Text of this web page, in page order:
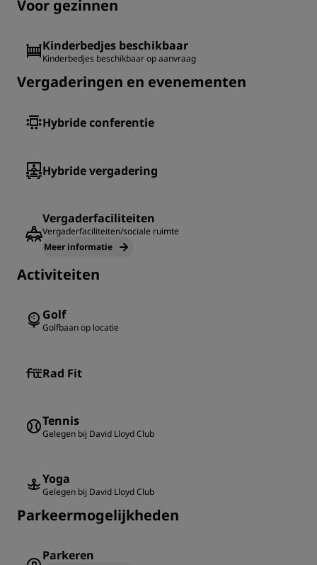
Voor gezinnen
Kinderbedjes beschikbaar
Kinderbedjes beschikbaar op aanvraag
Vergaderingen en evenementen
Hybride conferentie
Hybride vergadering
Vergaderfaciliteiten
Vergaderfaciliteiten/sociale ruimte
Meer informatie
Activiteiten
Golf
Golfbaan op locatie
Rad Fit
Tennis
Gelegen bij David Lloyd Club
Yoga
Gelegen bij David Lloyd Club
Parkeermogelijkheden
Parkeren